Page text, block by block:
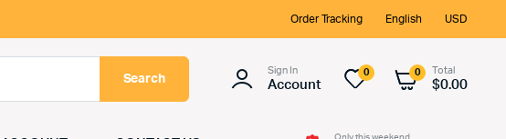
Order Tracking English USD
Search
Sign In
Account
0 0 Total
$0.00
Only this weekend